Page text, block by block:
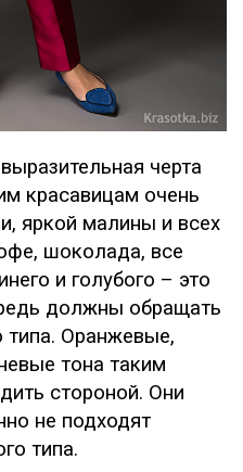
черта
красавицам очень
яркой малины и всех
шоколада, все
и голубого – это
должны обращать
типа. Оранжевые,
тона таким
стороной. Они
не подходят
типа.